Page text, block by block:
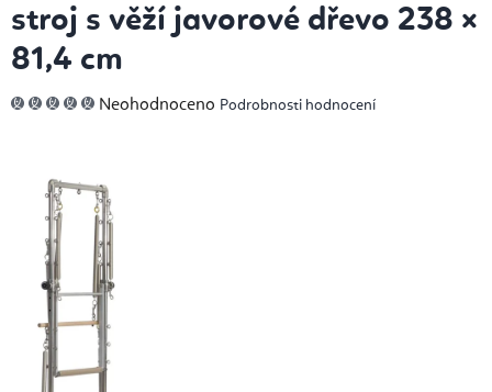
stroj s věží javorové dřevo 238 ×
81,4 cm
Průměrné
hodnocení
hvězdiček.
Neohodnoceno Podrobnosti hodnocení